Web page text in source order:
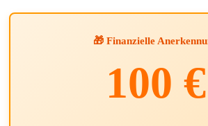
🎁 Finanzielle
100 €